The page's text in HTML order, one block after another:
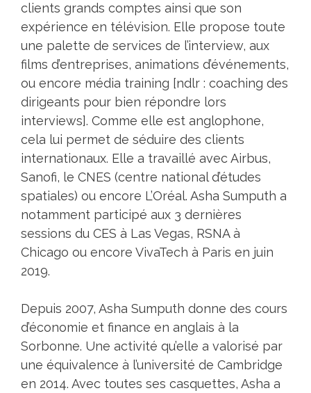
clients grands comptes ainsi que son
expérience en télévision. Elle propose toute
une palette de services de l’interview, aux
films d’entreprises, animations d’événements,
ou encore média training [ndlr : coaching des
dirigeants pour bien répondre lors
interviews]. Comme elle est anglophone,
cela lui permet de séduire des clients
internationaux. Elle a travaillé avec Airbus,
Sanofi, le CNES (centre national d’études
spatiales) ou encore L’Oréal. Asha Sumputh a
notamment participé aux 3 dernières
sessions du CES à Las Vegas, RSNA à
Chicago ou encore VivaTech à Paris en juin
2019.
Depuis 2007, Asha Sumputh donne des cours
d’économie et finance en anglais à la
Sorbonne. Une activité qu’elle a valorisé par
une équivalence à l’université de Cambridge
en 2014. Avec toutes ses casquettes, Asha a